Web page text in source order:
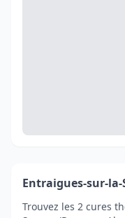
Entraigues-sur-la-
Trouvez les 2 cures